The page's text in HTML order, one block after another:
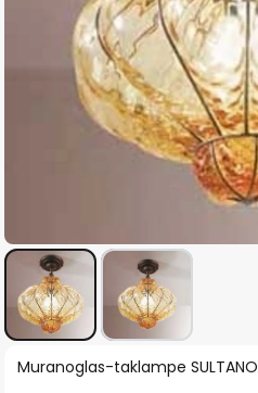
Gå
Muranoglas-taklampe SULTANO